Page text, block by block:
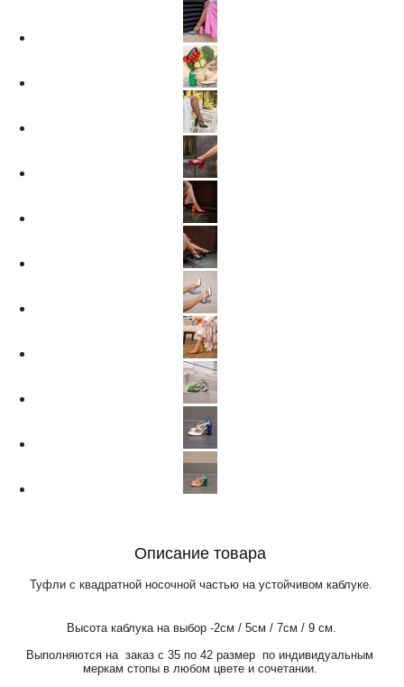
Описание товара
Туфли с квадратной носочной частью на устойчивом каблуке.
Высота каблука на выбор -2см / 5см / 7см / 9 см.
Выполняются на заказ с 35 по 42 размер по индивидуальным
меркам стопы в любом цвете и сочетании.